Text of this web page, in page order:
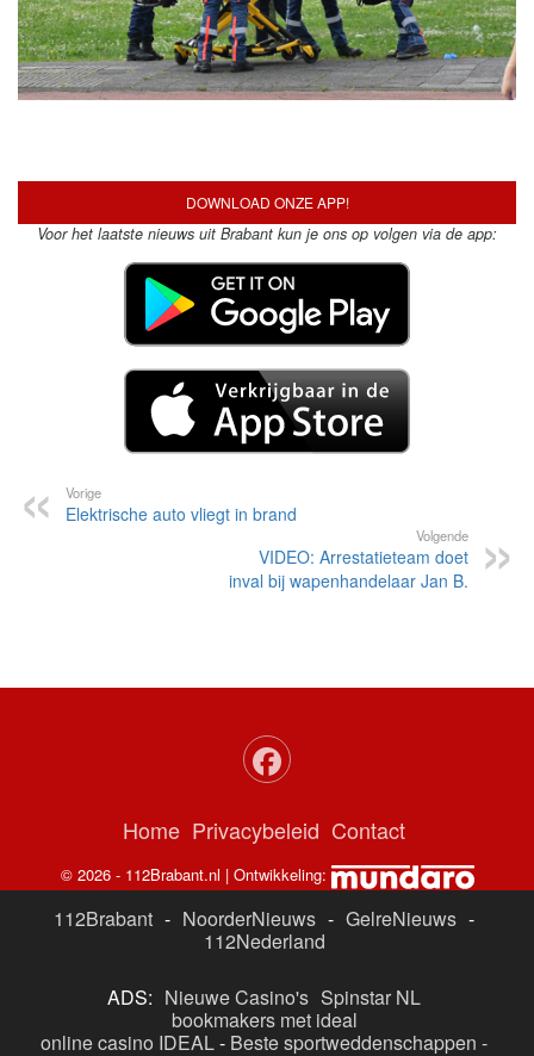
DOWNLOAD ONZE APP!
VIDEO: Arrestatieteam doet
Privacybeleid
© 2026 - 112Brabant.nl | Ontwikkeling:
112Brabant - NoorderNieuws - GelreNieuws -